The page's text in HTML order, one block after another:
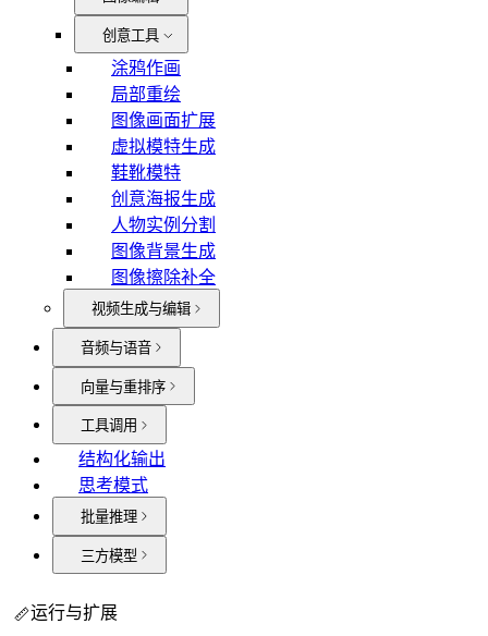
创意工具
涂鸦作画
局部重绘
图像画面扩展
虚拟模特生成
鞋靴模特
创意海报生成
人物实例分割
图像背景生成
图像擦除补全
视频生成与编辑
音频与语音
向量与重排序
工具调用
结构化输出
思考模式
批量推理
三方模型
运行与扩展